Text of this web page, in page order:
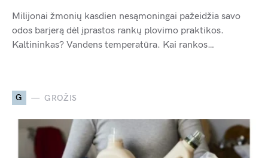
Milijonai žmonių kasdien nesąmoningai pažeidžia savo
odos barjerą dėl įprastos rankų plovimo praktikos.
Kaltininkas? Vandens temperatūra. Kai rankos…
G GROŽIS